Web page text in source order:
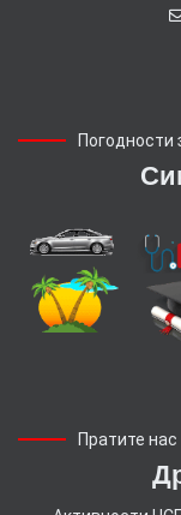
Погодности
Пратите нас